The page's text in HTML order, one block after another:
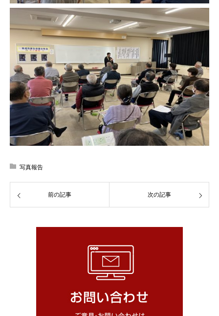
写真報告
前の記事 次の記事